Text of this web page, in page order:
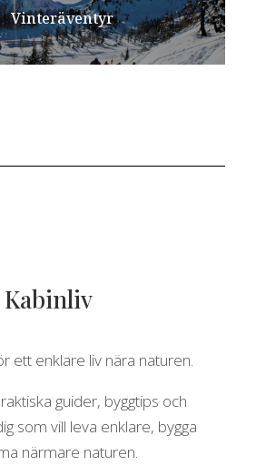
Vinteräventyr
ett enklare liv nära naturen.
guider, byggtips och
som vill leva enklare, bygga
närmare naturen.